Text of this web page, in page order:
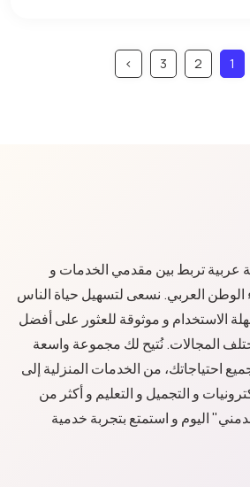
1
2
3
›
عربية تربط بين مقدمي الخدمات و
الوطن العربي. نسعى لتسهيل حياة الناس
الاستخدام و موثوقة للعثور على أفضل
المجالات. نُتيح لك مجموعة واسعة
احتياجاتك، من الخدمات المنزلية إلى
و التجميل و التعليم و أكثر من
اليوم و استمتع بتجربة خدمية